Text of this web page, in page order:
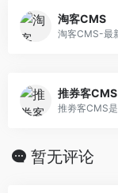
淘客CMS
推券客CMS
暂无评论